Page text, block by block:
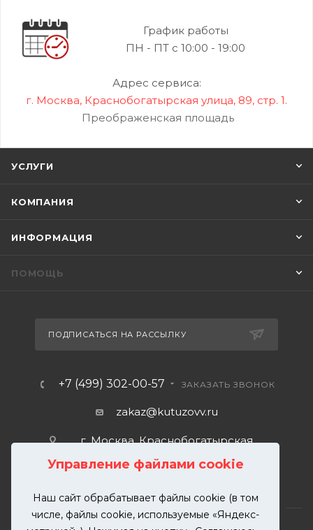
Управление файлами cookie
Наш сайт обрабатывает файлы cookie (в том
числе, файлы cookie, используемые «Яндекс-
График работы
ПН - ПТ с 10:00 - 19:00
Адрес сервиса:
г. Москва, Краснобогатырская улица, 89, стр. 1.
Преображенская площадь
УСЛУГИ
КОМПАНИЯ
ИНФОРМАЦИЯ
ПОМОЩЬ
ПОДПИСАТЬСЯ НА РАССЫЛКУ
+7 (499) 302-00-57 ЗАКАЗАТЬ ЗВОНОК
zakaz@kutuzovv.ru
г. Москва, Краснобогатырская